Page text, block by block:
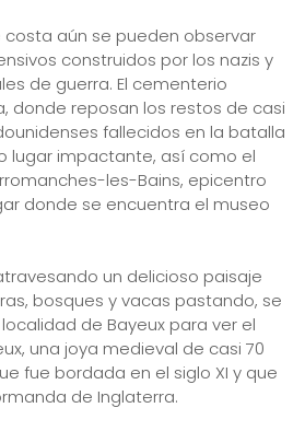
costa aún se pueden observar
construidos por los nazis y
de guerra. El cementerio
donde reposan los restos de casi
fallecidos en la batalla
lugar impactante, así como el
les-Bains, epicentro
donde se encuentra el museo
un delicioso paisaje
bosques y vacas pastando, se
de Bayeux para ver el
una joya medieval de casi 70
fue bordada en el siglo XI y que
de Inglaterra.